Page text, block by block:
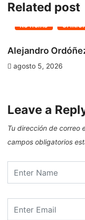
Related post
NOTICIAS
Alejandro
agosto 5, 2026
Leave a
Tu dirección de correo
campos obligatorios